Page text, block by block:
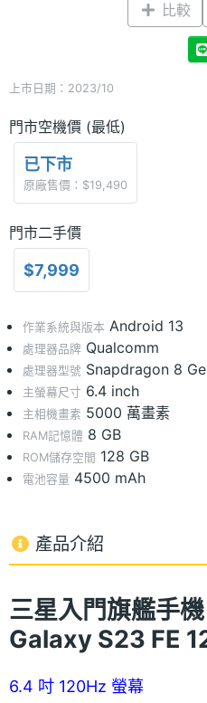
比較
上市日期：2023/10
門市空機價 (最低)
已下市
原廠售價：$19,490
門市二手價
$7,999
作業系統與版本 Android 13
處理器品牌 Qualcomm
處理器型號 Snapdragon 8
主螢幕尺寸 6.4 inch
主相機畫素 5000 萬畫素
RAM記憶體 8 GB
ROM儲存空間 128 GB
電池容量 4500 mAh
產品介紹
三星入門旗艦手
Galaxy S23 FE
6.4 吋 120Hz 螢幕